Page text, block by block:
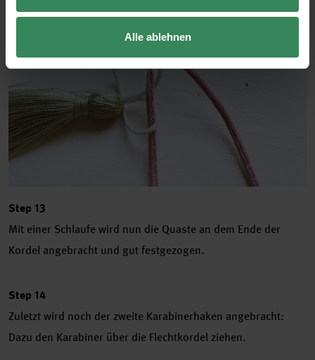
Alle ablehnen
Step 13
Mit einer Schlaufe wird nun die Quaste an dem Ende der
Kordel angebracht und gut festgezogen.
Step 14
Zuletzt wird noch der zweite Karabinerhaken angebracht:
Dazu den Karabiner über die Flechtkordel ziehen.